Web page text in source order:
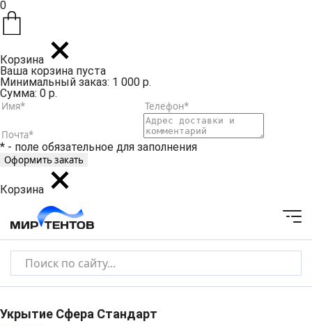
0
Корзина
Ваша корзина пуста
Минимальный заказ: 1 000 р.
Сумма: 0 р.
* - поле обязательное для заполнения
Корзина
Укрытие Сфера Стандарт